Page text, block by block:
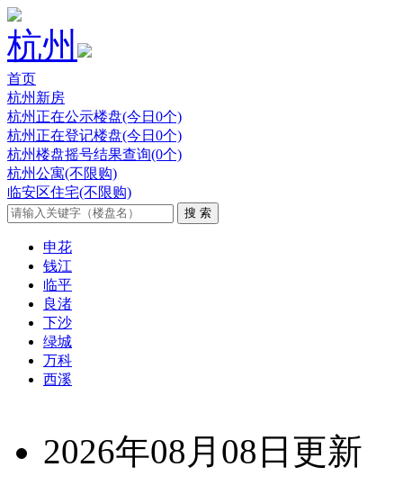
杭州
首页
杭州新房
杭州正在公示楼盘(今日0个)
杭州正在登记楼盘(今日0个)
杭州楼盘摇号结果查询(0个)
杭州公寓(不限购)
临安区住宅(不限购)
申花
钱江
临平
良渚
下沙
绿城
万科
西溪
2026年08月08日更新